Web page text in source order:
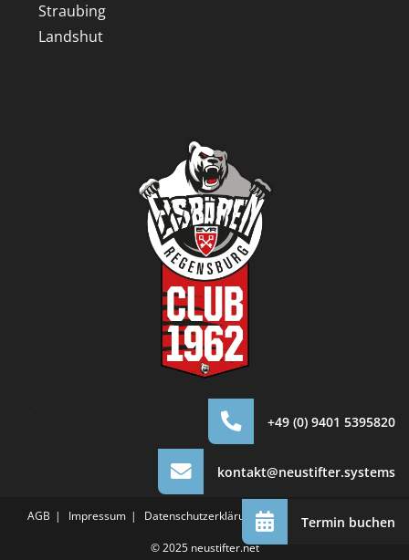
+49 (0) 9401 5395820
kontakt@neustifter.systems
Termin buchen
Straubing
Landshut
AGB Impressum Datenschutzerklärung Cookie-Einstellungen
© 2025 neustifter.net